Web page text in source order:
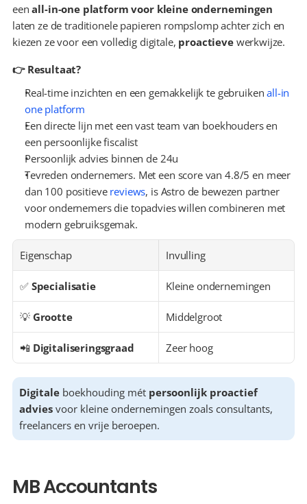
een all-in-one platform voor kleine ondernemingen
laten ze de traditionele papieren rompslomp achter zich en
kiezen ze voor een volledig digitale, proactieve werkwijze.
👉 Resultaat?
Real-time inzichten en een gemakkelijk te gebruiken all-in
one platform
Een directe lijn met een vast team van boekhouders en
een persoonlijke fiscalist
Persoonlijk advies binnen de 24u
Tevreden ondernemers. Met een score van 4.8/5 en meer
dan 100 positieve reviews, is Astro de bewezen partner
voor ondernemers die topadvies willen combineren met
modern gebruiksgemak.
Eigenschap Invulling
✅ Specialisatie Kleine ondernemingen
💡 Grootte Middelgroot
📲 Digitaliseringsgraad Zeer hoog
Digitale boekhouding mét persoonlijk proactief
advies voor kleine ondernemingen zoals consultants,
freelancers en vrije beroepen.
MB Accountants